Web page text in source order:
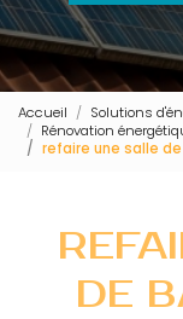
Accueil
Solutions
Rénovation
refaire une salle de
DE